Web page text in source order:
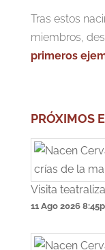
Tras estos
miembros,
primeros
PRÓXIMOS
Visita
11 Ago 2026